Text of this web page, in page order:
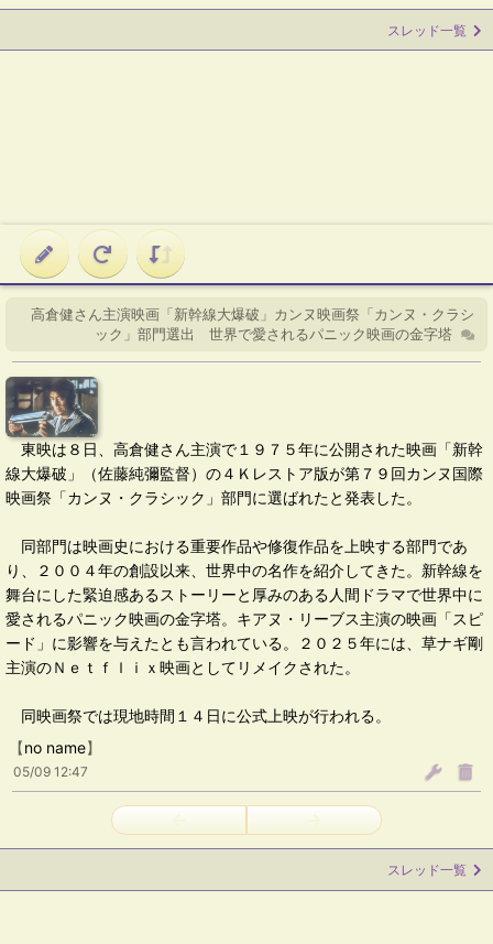
スレッド一覧
高倉健さん主演映画「新幹線大爆破」カンヌ映画祭「カンヌ・クラシ
ック」部門選出 世界で愛されるパニック映画の金字塔
東映は８日、高倉健さん主演で１９７５年に公開された映画「新幹
線大爆破」（佐藤純彌監督）の４Ｋレストア版が第７９回カンヌ国際
映画祭「カンヌ・クラシック」部門に選ばれたと発表した。
同部門は映画史における重要作品や修復作品を上映する部門であ
り、２００４年の創設以来、世界中の名作を紹介してきた。新幹線を
舞台にした緊迫感あるストーリーと厚みのある人間ドラマで世界中に
愛されるパニック映画の金字塔。キアヌ・リーブス主演の映画「スピ
ード」に影響を与えたとも言われている。２０２５年には、草ナギ剛
主演のＮｅｔｆｌｉｘ映画としてリメイクされた。
同映画祭では現地時間１４日に公式上映が行われる。
【no name】
05/09 12:47
← →
スレッド一覧